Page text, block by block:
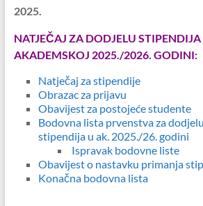
2025.
NATJEČAJ ZA DODJELU
AKADEMSKOJ 2025./2026. GODINI:
Natječaj za stipendije
Obrazac za prijavu
Obavijest za postojeće studente
Bodovna lista prvenstva za
stipendija u ak. 2025./26. godini
Ispravak bodovne liste
Obavijest o nastavku primanja
Konačna bodovna lista